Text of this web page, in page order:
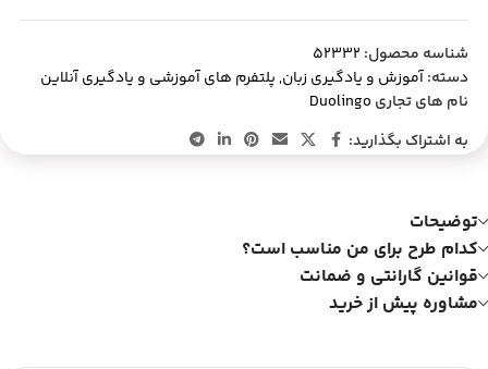
شناسه محصول: 52332
دسته:آموزش و یادگیری زبان,پلتفرم های آموزشی و یادگیری آنلاین
نام های تجاری Duolingo
به اشتراک بگذارید:
توضیحات
کدام طرح برای من مناسب است؟
قوانین گارانتی و ضمانت
مشاوره پیش از خرید